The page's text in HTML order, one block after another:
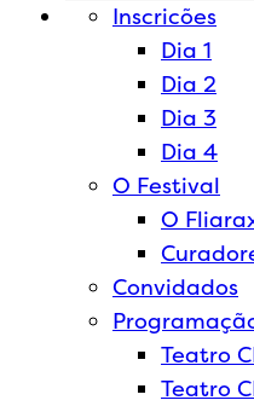
Inscricões
Dia 1
Dia 2
Dia 3
Dia 4
O Festival
O
Convidados
Teatro
Teatro